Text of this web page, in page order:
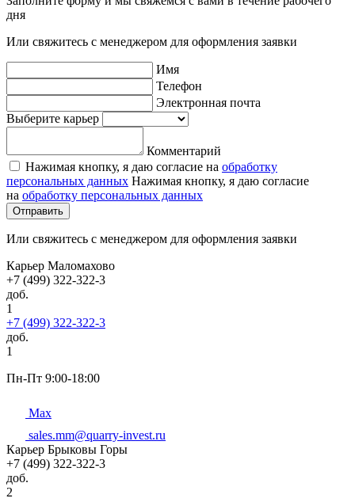
дня
Или свяжитесь с менеджером для оформления заявки
Имя
Телефон
Электронная почта
Выберите карьер
Комментарий
Нажимая кнопку, я даю согласие на обработку
персональных данных Нажимая кнопку, я даю согласие
на обработку персональных данных
Отправить
Или свяжитесь с менеджером для оформления заявки
Карьер Маломахово
+7 (499) 322-322-3
доб.
1
+7 (499) 322-322-3
доб.
1
Пн-Пт 9:00-18:00
Max
sales.mm@quarry-invest.ru
Карьер Брыковы Горы
+7 (499) 322-322-3
доб.
2